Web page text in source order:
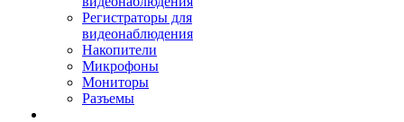
Регистраторы для
видеонаблюдения
Накопители
Микрофоны
Мониторы
Разъемы